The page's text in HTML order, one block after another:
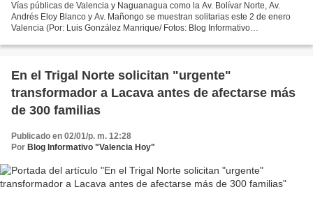
Vías públicas de Valencia y Naguanagua como la Av. Bolívar Norte, Av.
Andrés Eloy Blanco y Av. Mañongo se muestran solitarias este 2 de enero
Valencia (Por: Luis González Manrique/ Fotos: Blog Informativo
En el Trigal Norte solicitan "urgente"
transformador a Lacava antes de afectarse más
de 300 familias
Publicado en 02/01/p. m. 12:28
Por Blog Informativo "Valencia Hoy"